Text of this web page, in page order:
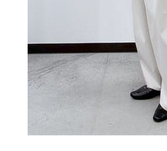
バッグ
靴
帽子
その他アウター